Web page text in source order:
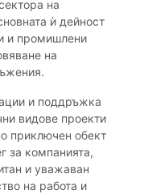
на
ѝ дейност
и промишлени
на
и поддръжка
видове проекти
приключен обект
за компанията,
и уважаван
на работа и